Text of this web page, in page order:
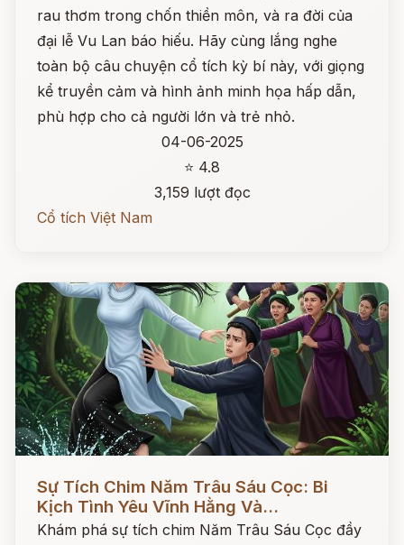
rau thơm trong chốn thiền môn, và ra đời của
đại lễ Vu Lan báo hiếu. Hãy cùng lắng nghe
toàn bộ câu chuyện cổ tích kỳ bí này, với giọng
kể truyền cảm và hình ảnh minh họa hấp dẫn,
phù hợp cho cả người lớn và trẻ nhỏ.
04-06-2025
⭐ 4.8
3,159 lượt đọc
Cổ tích Việt Nam
Sự Tích Chim Năm Trâu Sáu Cọc: Bi
Kịch Tình Yêu Vĩnh Hằng Và...
Khám phá sự tích chim Năm Trâu Sáu Cọc đầy